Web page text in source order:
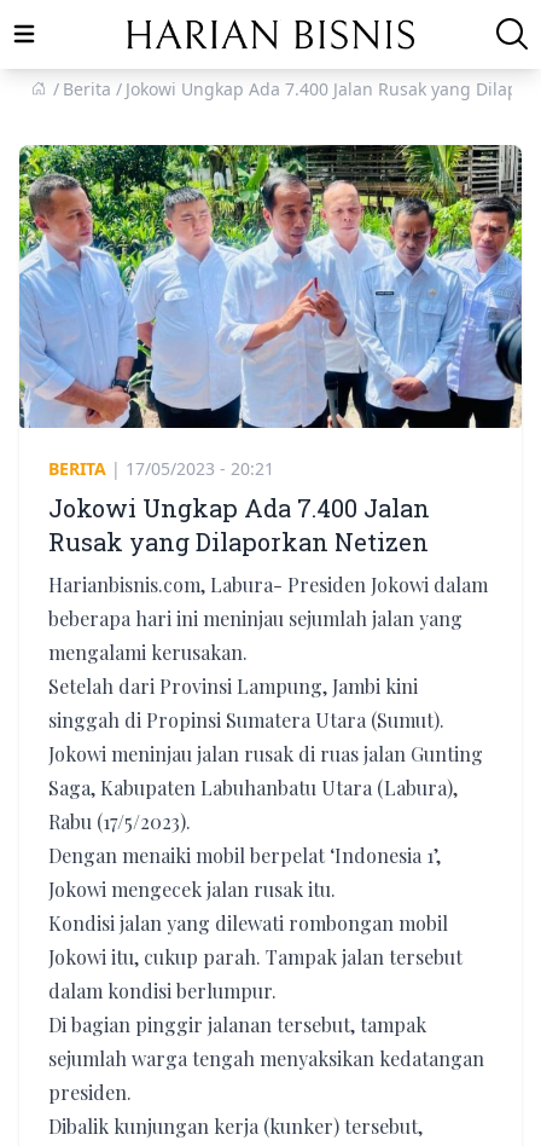
Open main menu
Berita
Jokowi Ungkap Ada 7.400 Jalan Rusak yang
BERITA | 17/05/2023 - 20:21
Jokowi Ungkap Ada 7.400 Jalan
Rusak yang Dilaporkan Netizen
Harianbisnis.com, Labura- Presiden Jokowi dalam
beberapa hari ini meninjau sejumlah jalan yang
mengalami kerusakan.
Setelah dari Provinsi Lampung, Jambi kini
singgah di Propinsi Sumatera Utara (Sumut).
Jokowi meninjau jalan rusak di ruas jalan Gunting
Saga, Kabupaten Labuhanbatu Utara (Labura),
Rabu (17/5/2023).
Dengan menaiki mobil berpelat ‘Indonesia 1’,
Jokowi mengecek jalan rusak itu.
Kondisi jalan yang dilewati rombongan mobil
Jokowi itu, cukup parah. Tampak jalan tersebut
dalam kondisi berlumpur.
Di bagian pinggir jalanan tersebut, tampak
sejumlah warga tengah menyaksikan kedatangan
presiden.
Dibalik kunjungan kerja (kunker) tersebut,